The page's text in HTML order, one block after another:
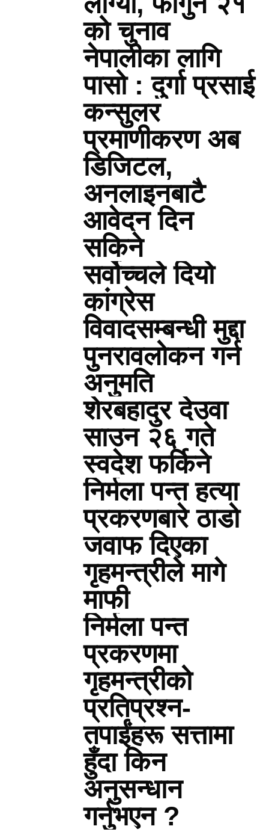
को चुनाव
नेपालीका लागि
पासो : दुर्गा प्रसाई
कन्सुलर
प्रमाणीकरण अब
डिजिटल,
अनलाइनबाटै
आवेदन दिन
सकिने
सर्वोच्चले दियो
कांग्रेस
विवादसम्बन्धी मुद्दा
पुनरावलोकन गर्न
अनुमति
शेरबहादुर देउवा
साउन २६ गते
स्वदेश फर्किने
निर्मला पन्त हत्या
प्रकरणबारे ठाडो
जवाफ दिएका
गृहमन्त्रीले मागे
माफी
निर्मला पन्त
प्रकरणमा
गृहमन्त्रीको
प्रतिप्रश्न-
तपाईंहरू सत्तामा
हुँदा किन
अनुसन्धान
गर्नुभएन ?